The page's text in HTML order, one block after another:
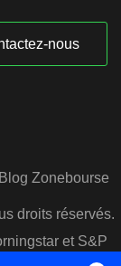
nous
Blog Zonebourse
droits réservés.
et S&P